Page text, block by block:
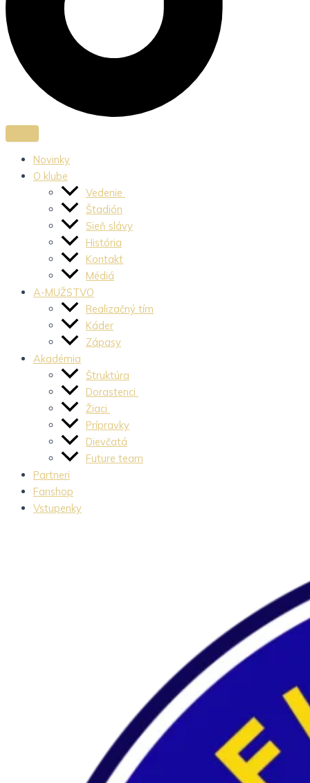
Novinky
O klube
Vedenie
Štadión
Sieň slávy
História
Kontakt
Médiá
A-MUŽSTVO
Realizačný tím
Káder
Zápasy
Akadémia
Štruktúra
Dorastenci
Žiaci
Prípravky
Dievčatá
Future team
Partneri
Fanshop
Vstupenky